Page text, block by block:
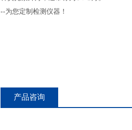
--为您定制检测仪器！
产品咨询